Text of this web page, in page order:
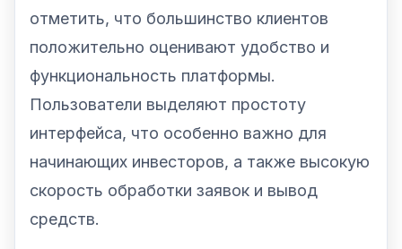
отметить, что большинство клиентов
положительно оценивают удобство и
функциональность платформы.
Пользователи выделяют простоту
интерфейса, что особенно важно для
начинающих инвесторов, а также высокую
скорость обработки заявок и вывод
средств.